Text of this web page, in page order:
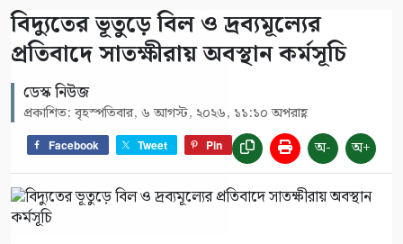
বিদ্যুতের ভূতুড়ে বিল ও দ্রব্যমূল্যের
প্রতিবাদে সাতক্ষীরায় অবস্থান কর্মসূচি
ডেস্ক নিউজ
প্রকাশিত: বৃহস্পতিবার, ৬ আগস্ট, ২০২৬, ১১:১০ অপরাহ্ণ
Facebook Tweet Pin অ- অ+